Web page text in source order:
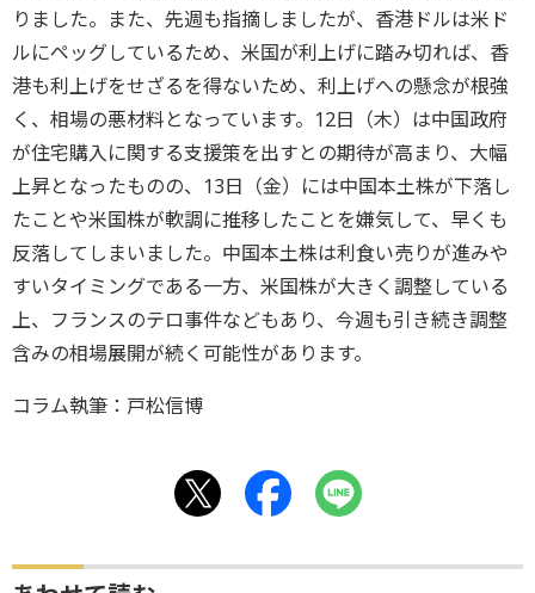
りました。また、先週も指摘しましたが、香港ドルは米ド
ルにペッグしているため、米国が利上げに踏み切れば、香
港も利上げをせざるを得ないため、利上げへの懸念が根強
く、相場の悪材料となっています。12日（木）は中国政府
が住宅購入に関する支援策を出すとの期待が高まり、大幅
上昇となったものの、13日（金）には中国本土株が下落し
たことや米国株が軟調に推移したことを嫌気して、早くも
反落してしまいました。中国本土株は利食い売りが進みや
すいタイミングである一方、米国株が大きく調整している
上、フランスのテロ事件などもあり、今週も引き続き調整
含みの相場展開が続く可能性があります。
コラム執筆：戸松信博